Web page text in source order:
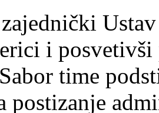
i
time
postizanje